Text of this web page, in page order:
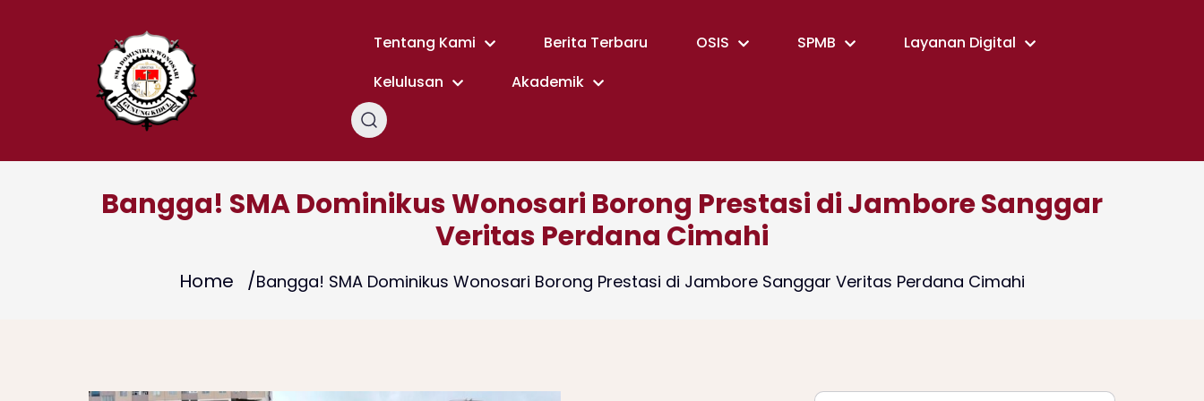
Tentang Kami Berita Terbaru OSIS SPMB
Layanan Digital
Kelulusan
Akademik
Bangga! SMA Dominikus Wonosari Borong Prestasi di Jambore Sanggar
Veritas Perdana Cimahi
Home Bangga! SMA Dominikus Wonosari Borong Prestasi di Jambore Sanggar Veritas Perdana Cimahi